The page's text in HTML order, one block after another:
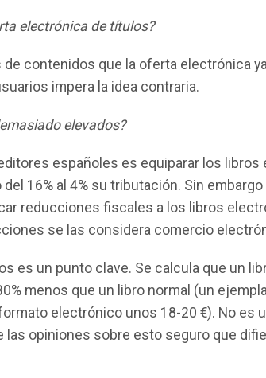
electrónica de tí­tulos?
contenidos que la oferta electrónica
impera la idea contraria.
elevados?
españoles es equiparar los libros
16% al 4% su tributación. Sin
reducciones fiscales a los libros
se las considera comercio
es un punto clave. Se calcula que un
menos que un libro normal (un
electrónico unos 18-20 €). No es
las opiniones sobre esto seguro que